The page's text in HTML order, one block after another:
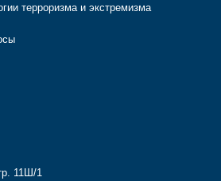
терроризма и экстремизма
11Ш/1